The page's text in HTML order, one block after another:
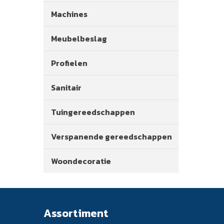
Machines
Meubelbeslag
Profielen
Sanitair
Tuingereedschappen
Verspanende gereedschappen
Woondecoratie
Assortiment